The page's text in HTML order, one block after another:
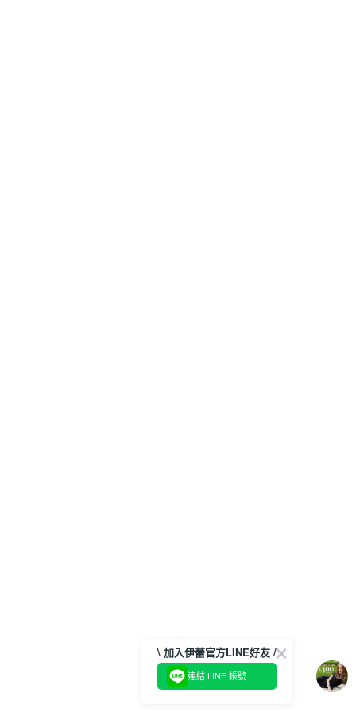
\ 加入伊蕾官方LINE好友 /
連結 LINE 帳號